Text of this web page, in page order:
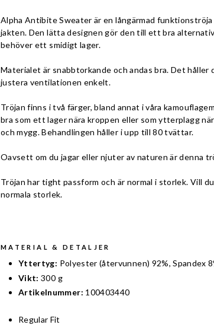
Alpha Antibite Sweater är en långärmad
jakten. Den lätta designen gör den till ett bra
behöver ett smidigt lager.
Materialet är snabbtorkande och andas bra. Det håller
justera ventilationen enkelt.
Tröjan finns i två färger, bland annat i våra
bra som ett lager nära kroppen eller som ytterplagg
och mygg. Behandlingen håller i upp till 80 tvättar.
Oavsett om du jagar eller njuter av naturen är denna
Tröjan har tight passform och är normal i storlek. Vill
normala storlek.
MATERIAL & DETALJER
Yttertyg: Polyester (återvunnen) 92%, Spandex
Vikt: 300 g
Artikelnummer: 100403440
Regular Fit